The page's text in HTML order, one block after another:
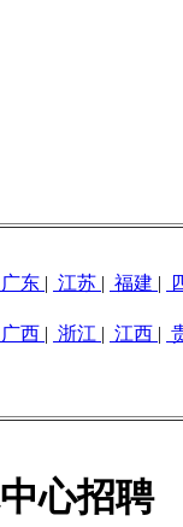
广东 | 江苏 | 福建 |
广西 | 浙江 | 江西 |
心招聘